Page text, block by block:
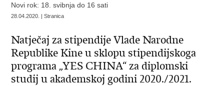
Novi rok: 18. svibnja do 16 sati
28.04.2020. | Stranica
Natječaj za stipendije Vlade Narodne
Republike Kine u sklopu stipendijskoga
programa „YES CHINA“ za diplomski
studij u akademskoj godini 2020./2021.